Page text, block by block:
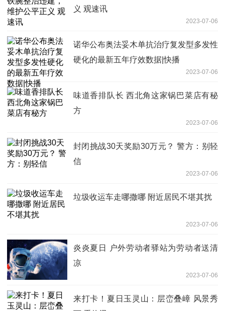
义 观速讯
2023-07-06
诺华公布奥法妥木单抗治疗复发型多发性
硬化的最新五年疗效数据|快播
2023-07-06
味道香排队长 西北角这家锅巴菜店有秘
方
2023-07-06
封闭挑战30天奖励30万元？ 警方：别轻
信
2023-07-06
垃圾收运车走哪撒哪 附近居民不堪其扰
2023-07-06
炎炎夏日 户外劳动者驿站为劳动者送清
凉
2023-07-06
来打卡！夏日玉灵山：层峦叠嶂 风景秀